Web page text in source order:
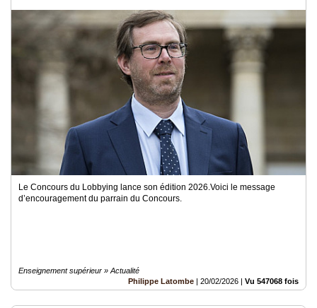
Le Concours du Lobbying lance son édition 2026.Voici le message
d’encouragement du parrain du Concours.
Enseignement supérieur » Actualité
Philippe Latombe | 20/02/2026 | Vu 547068 fois